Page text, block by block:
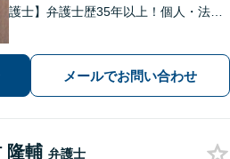
護士】弁護士歴35年以上！個人・法人
あなたの力になりますので、お気軽に
ご相談ください。
メールでお問い合わせ
隆輔 弁護士